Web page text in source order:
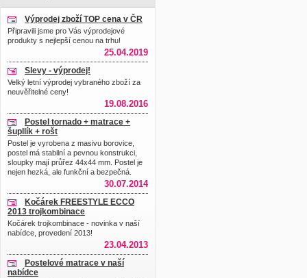
Výprodej zboží TOP cena v ČR
Připravili jsme pro Vás výprodejové
produkty s nejlepší cenou na trhu!
25.04.2019
Slevy - výprodej!
Velký letní výprodej vybraného zboží za
neuvěřitelné ceny!
19.08.2016
Postel tornado + matrace +
šupllík + rošt
Postel je vyrobena z masivu borovice,
postel má stabilní a pevnou konstrukci,
sloupky mají průřez 44x44 mm. Postel je
nejen hezká, ale funkční a bezpečná.
30.07.2014
Kočárek FREESTYLE ECCO
2013 trojkombinace
Kočárek trojkombinace - novinka v naší
nabídce, provedení 2013!
23.04.2013
Postelové matrace v naší
nabídce